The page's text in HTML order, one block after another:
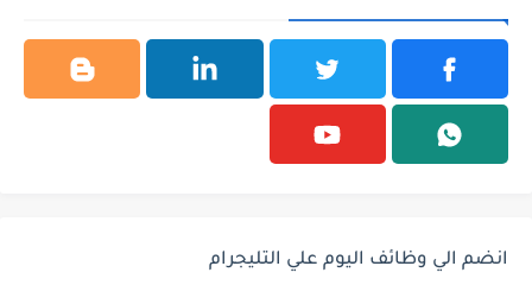
انضم الي وظائف اليوم علي التليجرام